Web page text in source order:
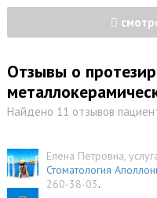
Отзывы о
Найдено 11 отзывов
Елена Петровна,
Стоматология
260-38-03.